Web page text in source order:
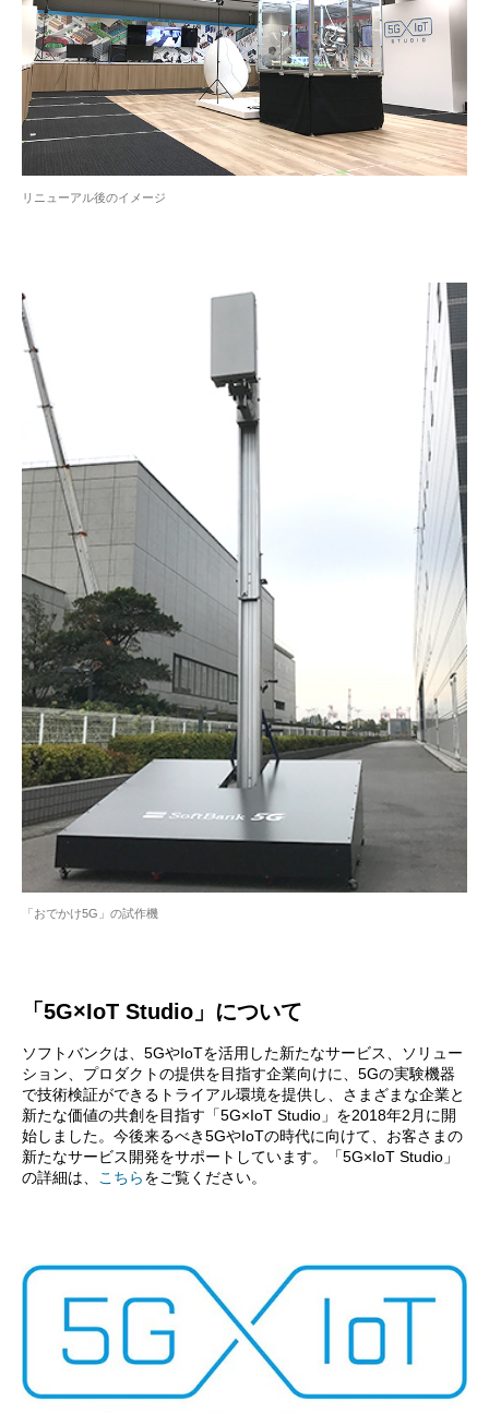
リニューアル後のイメージ
「おでかけ5G」の試作機
「5G×IoT Studio」について
ソフトバンクは、5GやIoTを活用した新たなサービス、ソリュー
ション、プロダクトの提供を目指す企業向けに、5Gの実験機器
で技術検証ができるトライアル環境を提供し、さまざまな企業と
新たな価値の共創を目指す「5G×IoT Studio」を2018年2月に開
始しました。今後来るべき5GやIoTの時代に向けて、お客さまの
新たなサービス開発をサポートしています。「5G×IoT Studio」
の詳細は、
こちらをご覧ください。